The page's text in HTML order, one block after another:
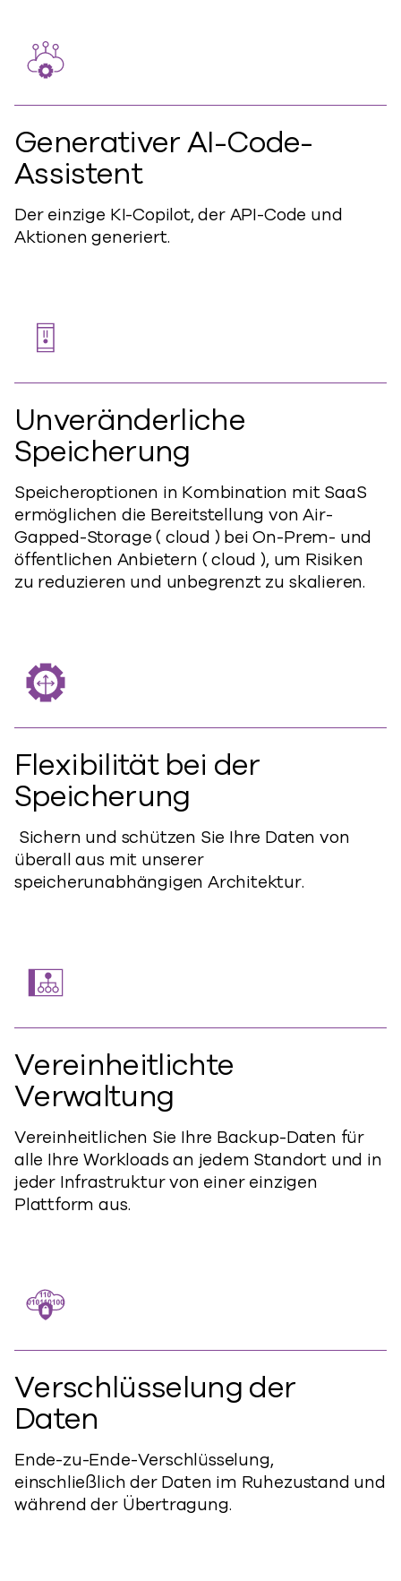
Generativer AI-Code-
Assistent
Der einzige KI-Copilot, der API-Code und
Aktionen generiert.
Unveränderliche
Speicherung
Speicheroptionen in Kombination mit SaaS
ermöglichen die Bereitstellung von Air-
Gapped-Storage ( cloud ) bei On-Prem- und
öffentlichen Anbietern ( cloud ), um Risiken
zu reduzieren und unbegrenzt zu skalieren.
Flexibilität bei der
Speicherung
Sichern und schützen Sie Ihre Daten von
überall aus mit unserer
speicherunabhängigen Architektur.
Vereinheitlichte
Verwaltung
Vereinheitlichen Sie Ihre Backup-Daten für
alle Ihre Workloads an jedem Standort und in
jeder Infrastruktur von einer einzigen
Plattform aus.
Verschlüsselung der
Daten
Ende-zu-Ende-Verschlüsselung,
einschließlich der Daten im Ruhezustand und
während der Übertragung.